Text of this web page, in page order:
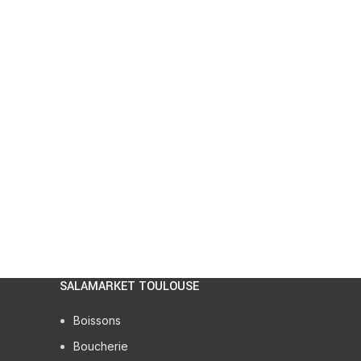
SALAMARKET TOULOUSE
Boissons
Boucherie